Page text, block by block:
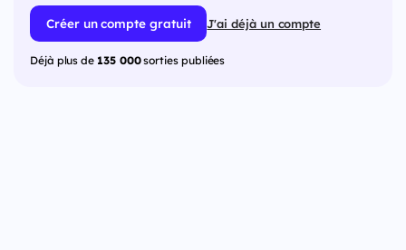
Créer un compte gratuit J'ai déjà un compte
Déjà plus de 135 000sorties publiées